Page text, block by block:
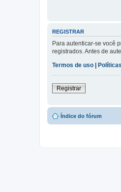
REGISTRAR
Para autenticar-se você
registrados. Antes de
Termos de uso |
Registrar
Índice do fórum